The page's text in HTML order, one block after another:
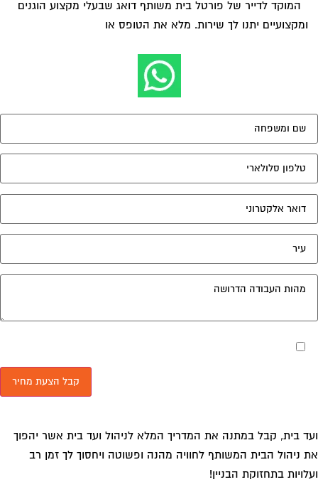
המוקד לדייר של פורטל בית משותף דואג שבעלי מקצוע הוגנים
ומקצועיים יתנו לך שירות. מלא את הטופס אולחץ לשליחת הודעת
מאשר את תנאי הפרטיות
בית, קבל במתנה את המדריך המלא לניהול ועד בית אשר יהפוך
ניהול הבית המשותף לחוויה מהנה ופשוטה ויחסוך לך זמן רב
בתחזוקת הבניין!